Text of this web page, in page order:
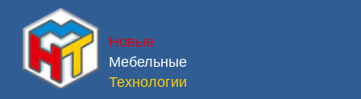
Новые
Мебельные
Технологии